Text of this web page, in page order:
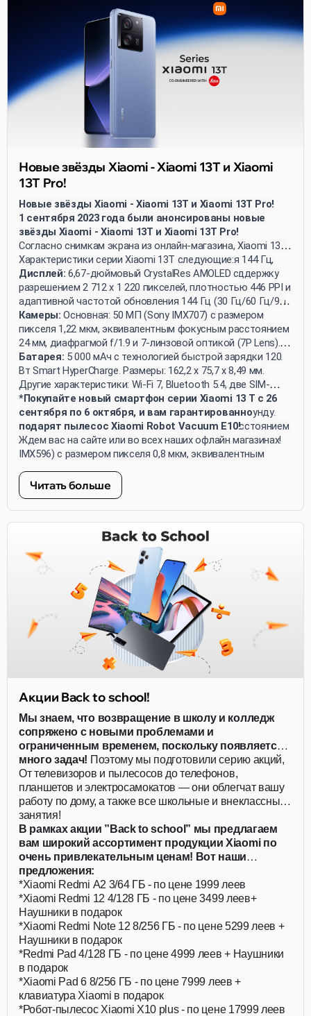
Новые звёзды Xiaomi - Xiaomi 13T и Xiaomi
13T Pro!
Новые звёзды Xiaomi - Xiaomi 13T и Xiaomi 13T Pro!
1 сентября 2023 года были анонсированы новые
звёзды Xiaomi - Xiaomi 13T и Xiaomi 13T Pro!
Согласно снимкам экрана из онлайн-магазина, Xiaomi 13T
получил AMOLED-экран с частотой обновления 144 Гц,
камеру Leica, батарею ёмкостью 5000 мАч и поддержку
быстрой зарядки 67 Вт. Xiaomi 13T Pro также
поддерживает быструю зарядку мощностью 120 Вт. Оба
смартфона работают на платформе MIUI 14 и
поставляются с прилагаемыми зарядными устройствами.
Характеристики серии Xiaomi 13T следующие:
Дисплей:6,67-дюймовый CrystalRes AMOLED с
разрешением 2 712 x 1 220 пикселей, плотностью 446 PPI и
адаптивной частотой обновления 144 Гц (30 Гц/60 Гц/90
Гц/120 Гц/144 Гц). Типичная яркость составляет 500
нитов, с максимальной яркостью HBM 1 200 нитов и
пиковой 2 600 нитов. Экран охватывает 100% цветовой
гаммы DCI-P3 и поддерживает 10-битную глубину цвета.
Камеры: Основная: 50 МП (Sony IMX707) с размером
пикселя 1,22 мкм, эквивалентным фокусным расстоянием
24 мм, диафрагмой f/1.9 и 7-линзовой оптикой (7P Lens).
Телеобъектив: 50 МП (Omnivision OV50D) с оптическим
увеличением 2x, размером пикселя 0,61 мкм,
эквивалентным фокусным расстоянием 50 мм,
диафрагмой f/1.9 и 5-линзовой оптикой (5P Lens).
Широкоугольная: 13 МП (Omnivision OV13B) с размером
пикселя 1,12 мкм, эквивалентным фокусным расстоянием
15 мм и диафрагмой f/2.2. Фронтальная: 20 МП (Sony
IMX596) с размером пикселя 0,8 мкм, эквивалентным
Батарея: 5 000 мАч с технологией быстрой зарядки 120
Вт Smart HyperCharge. Размеры: 162,2 x 75,7 x 8,49 мм.
Другие характеристики: Wi-Fi 7, Bluetooth 5.4, две SIM-
карты, сертификация IP68 для водонепроницаемости и
пылезащиты, запись видео 4K при 30 кадрах в секунду.
*Покупайте новый смартфон серии Xiaomi 13 T с 26
сентября по 6 октября, и вам гарантированно
подарят пылесос Xiaomi Robot Vacuum E10!
Ждем вас на сайте или во всех наших офлайн магазинах!
Читать больше
Акции Back to school!
Мы знаем, что возвращение в школу и колледж
сопряжено с новыми проблемами и
ограниченным временем, поскольку появляется
много задач! Поэтому мы подготовили серию акций,
действующих для всей семьи!
От телевизоров и пылесосов до телефонов,
планшетов и электросамокатов — они облегчат вашу
работу по дому, а также все школьные и внеклассные
занятия!
В рамках акции ”Back to school” мы предлагаем
вам широкий ассортимент продукции Xiaomi по
очень привлекательным ценам! Вот наши
предложения:
*Xiaomi Redmi A2 3/64 ГБ - по цене 1999 леев
*Xiaomi Redmi 12 4/128 ГБ - по цене 3499 леев+
Наушники в подарок
*Xiaomi Redmi Note 12 8/256 ГБ - по цене 5299 леев +
Наушники в подарок
*Redmi Pad 4/128 ГБ - по цене 4999 леев + Наушники
в подарок
*Xiaomi Pad 6 8/256 ГБ - по цене 7999 леев +
клавиатура Xiaomi в подарок
*Робот-пылесос Xiaomi X10 plus - по цене 17999 леев